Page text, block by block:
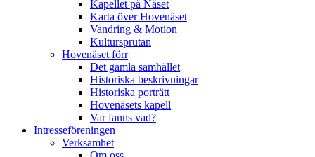
Kapellet på Näset
Karta över Hovenäset
Vandring & Motion
Kultursprutan
Hovenäset förr
Det gamla samhället
Historiska beskrivningar
Historiska porträtt
Hovenäsets kapell
Var fanns vad?
Intresseföreningen
Verksamhet